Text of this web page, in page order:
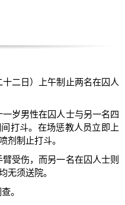
二日）上午制止两名在囚人
岁男性在囚人士与另一名四
打斗。在场惩教人员立即上
剂制止打斗。
受伤，而另一名在囚人士则
无须送院。
。